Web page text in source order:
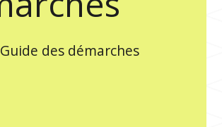
Guide des démarches